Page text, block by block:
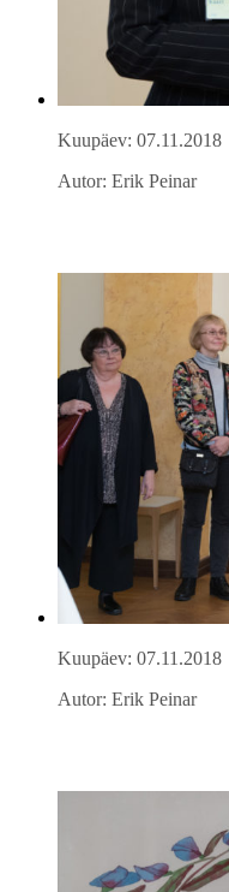
Kuupäev: 07.11.2018
Autor: Erik Peinar
Kuupäev: 07.11.2018
Autor: Erik Peinar